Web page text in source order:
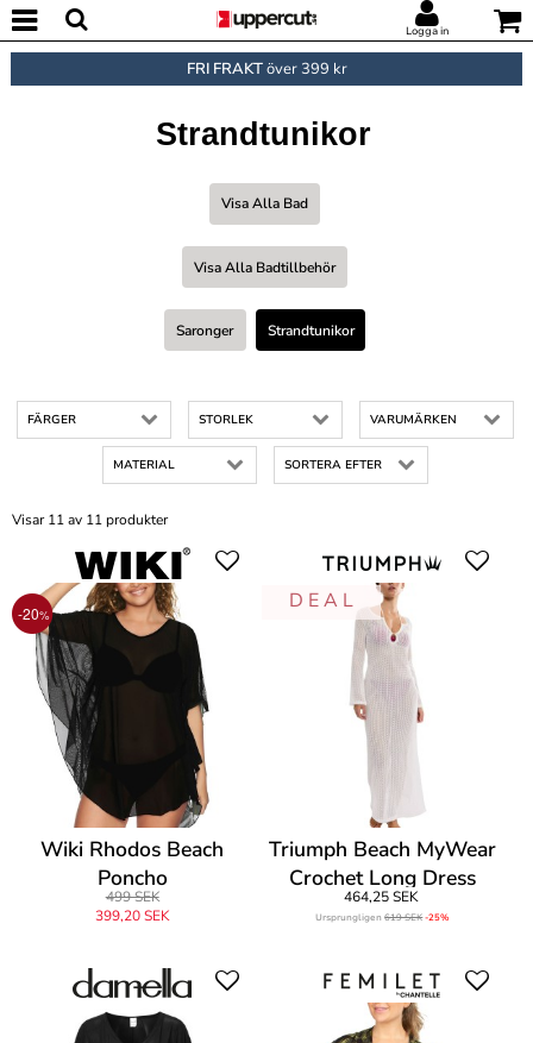
Logga in
FRI FRAKTöver 399 kr
Strandtunikor
Visa Alla Bad
Visa Alla Badtillbehör
Saronger Strandtunikor
FÄRGER STORLEK VARUMÄRKEN
MATERIAL SORTERA EFTER
Visar 11 av 11 produkter
-20%
Wiki Rhodos Beach
Poncho
499 SEK
399,20 SEK
D E A L
Triumph Beach MyWear
Crochet Long Dress
464,25 SEK
Ursprungligen619 SEK-25%